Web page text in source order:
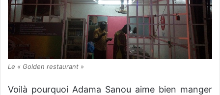
Le « Golden restaurant »
Voilà pourquoi Adama Sanou aime bien manger